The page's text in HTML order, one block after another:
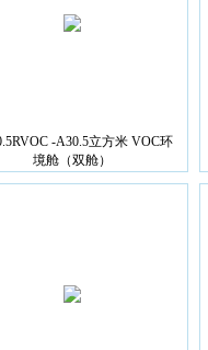
-A30.5立方米 VOC环
境舱（双舱）